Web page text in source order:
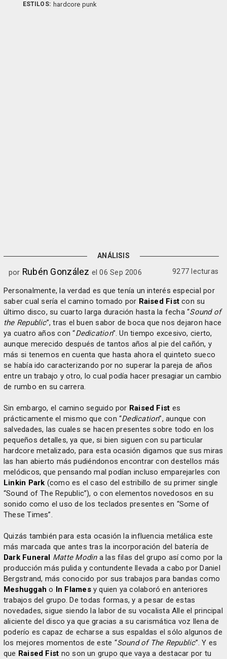
ESTILOS: hardcore punk
ANÁLISIS
por Rubén González el 06 Sep 2006 9277 lecturas
Personalmente, la verdad es que tenía un interés especial por
saber cual sería el camino tomado por Raised Fist con su
último disco, su cuarto larga duración hasta la fecha “Sound of
the Republic”, tras el buen sabor de boca que nos dejaron hace
ya cuatro años con “Dedication”. Un tiempo excesivo, cierto,
aunque merecido después de tantos años al pie del cañón, y
más si tenemos en cuenta que hasta ahora el quinteto sueco
se había ido caracterizando por no superar la pareja de años
entre un trabajo y otro, lo cual podía hacer presagiar un cambio
de rumbo en su carrera.
Sin embargo, el camino seguido por Raised Fist es
prácticamente el mismo que con “Dedication”, aunque con
salvedades, las cuales se hacen presentes sobre todo en los
pequeños detalles, ya que, si bien siguen con su particular
hardcore metalizado, para esta ocasión digamos que sus miras
las han abierto más pudiéndonos encontrar con destellos más
melódicos, que pensando mal podían incluso emparejarles con
Linkin Park (como es el caso del estribillo de su primer single
“Sound of The Republic”), o con elementos novedosos en su
sonido como el uso de los teclados presentes en “Some of
These Times”.
Quizás también para esta ocasión la influencia metálica este
más marcada que antes tras la incorporación del batería de
Dark Funeral Matte Modina las filas del grupo así como por la
producción más pulida y contundente llevada a cabo por Daniel
Bergstrand, más conocido por sus trabajos para bandas como
Meshuggah o In Flamesy quien ya colaboró en anteriores
trabajos del grupo. De todas formas, y a pesar de estas
novedades, sigue siendo la labor de su vocalista Alle el principal
aliciente del disco ya que gracias a su carismática voz llena de
poderío es capaz de echarse a sus espaldas el sólo algunos de
los mejores momentos de este “Sound of The Republic”. Y es
que Raised Fist no son un grupo que vaya a destacar por tu